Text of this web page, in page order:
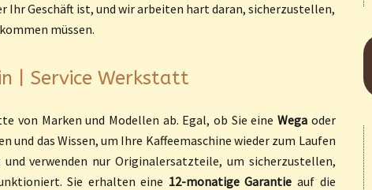
Ihr Geschäft ist, und wir arbeiten hart daran, sicherzustellen,
müssen.
| Service Werkstatt
von Marken und Modellen ab. Egal, ob Sie eine Wega oder
und das Wissen, um Ihre Kaffeemaschine wieder zum Laufen
verwenden nur Originalersatzteile, um sicherzustellen,
Sie erhalten eine 12-monatige Garantie auf die